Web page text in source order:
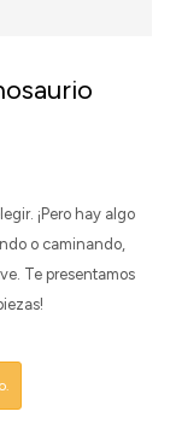
¡Pero hay algo
o caminando,
Te presentamos